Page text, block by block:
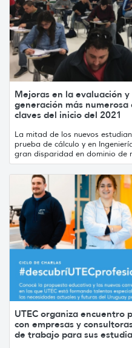
Mejoras en la evaluación
generación más numerosa
claves del inicio del 2021
La mitad de los nuevos
prueba de cálculo y en
gran disparidad en dominio de
UTEC organiza encuentro
con empresas y
de trabajo para sus